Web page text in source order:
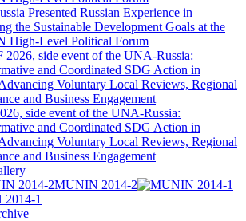
Presented Russian Experience in
the Sustainable Development Goals at the
High-Level Political Forum
side event of the UNA-Russia:
and Coordinated SDG Action in
Voluntary Local Reviews, Regional
and Business Engagement
MUNIN 2014-2
1